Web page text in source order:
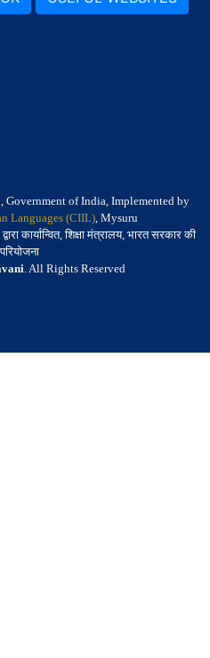
, Government of India, Implemented by
Languages (CIIL), Mysuru
कार्यान्वित, शिक्षा मंत्रालय, भारत सरकार की
. All Rights Reserved